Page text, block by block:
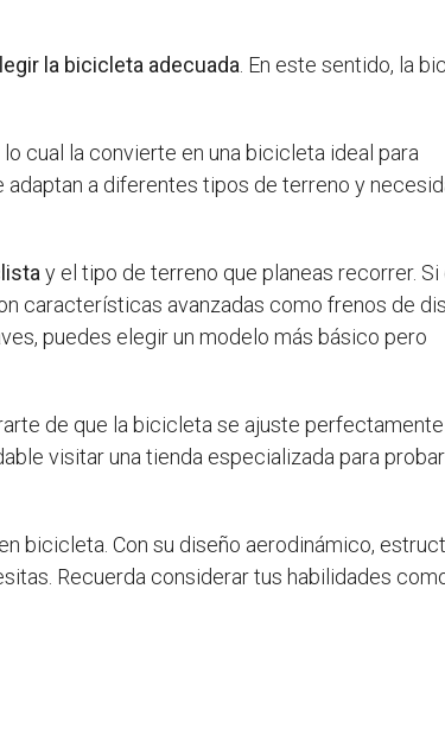
la bicicleta adecuada . En este sentido, la
cual la convierte en una bicicleta ideal para
adaptan a diferentes tipos de terreno y
y el tipo de terreno que planeas recorrer. Si
características avanzadas como frenos de
puedes elegir un modelo más básico pero
de que la bicicleta se ajuste
visitar una tienda especializada para probar
bicicleta. Con su diseño aerodinámico,
Recuerda considerar tus habilidades